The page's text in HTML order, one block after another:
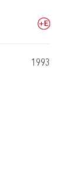
1993